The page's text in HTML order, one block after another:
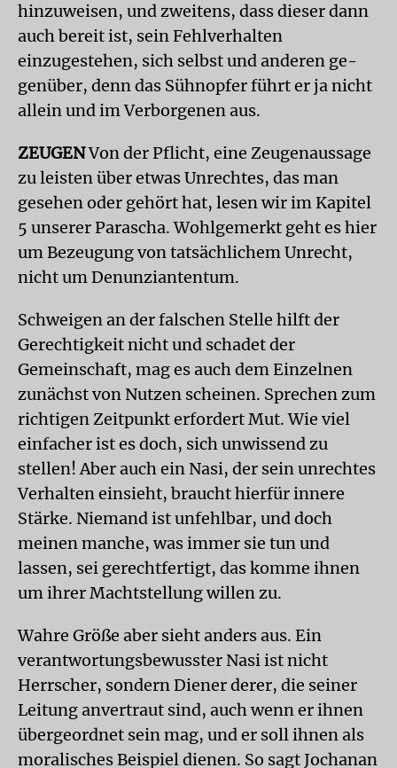
hinzuweisen, und zweitens, dass dieser dann
auch bereit ist, sein Fehlverhalten
einzugestehen, sich selbst und anderen ge­
genüber, denn das Sühnopfer führt er ja nicht
allein und im Verborgenen aus.
ZEUGENVon der Pflicht, eine Zeugenaussage
zu leisten über etwas Unrechtes, das man
gesehen oder gehört hat, lesen wir im Kapitel
5 unserer Parascha. Wohlgemerkt geht es hier
um Bezeugung von tatsächlichem Unrecht,
nicht um Denunziantentum.
Schweigen an der falschen Stelle hilft der
Gerechtigkeit nicht und schadet der
Gemeinschaft, mag es auch dem Einzelnen
zunächst von Nutzen scheinen. Sprechen zum
richtigen Zeitpunkt erfordert Mut. Wie viel
einfacher ist es doch, sich unwissend zu
stellen! Aber auch ein Nasi, der sein unrechtes
Verhalten einsieht, braucht hierfür innere
Stärke. Niemand ist unfehlbar, und doch
meinen manche, was immer sie tun und
lassen, sei gerechtfertigt, das komme ihnen
um ihrer Machtstellung willen zu.
Wahre Größe aber sieht anders aus. Ein
verantwortungsbewusster Nasi ist nicht
Herrscher, sondern Diener derer, die seiner
Leitung anvertraut sind, auch wenn er ihnen
übergeordnet sein mag, und er soll ihnen als
moralisches Beispiel dienen. So sagt Jochanan